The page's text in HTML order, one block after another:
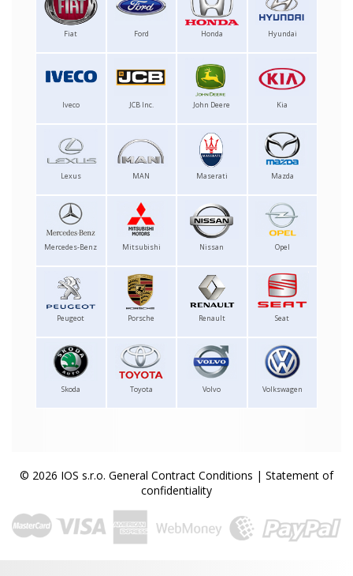
Fiat Ford Honda Hyundai
Iveco JCB Inc. John Deere Kia
Lexus MAN Maserati Mazda
Mercedes-Benz Mitsubishi Nissan Opel
Peugeot Porsche Renault Seat
Skoda Toyota Volvo Volkswagen
© 2026 IOS s.r.o. General Contract Conditions | Statement of
confidentiality